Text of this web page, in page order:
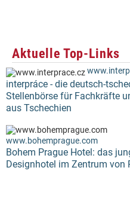
Aktuelle Top-Links
interpráce - die deutsch-
Stellenbörse für Fachkräfte
aus Tschechien
www.bohemprague.com
Bohem Prague Hotel: das
Designhotel im Zentrum von